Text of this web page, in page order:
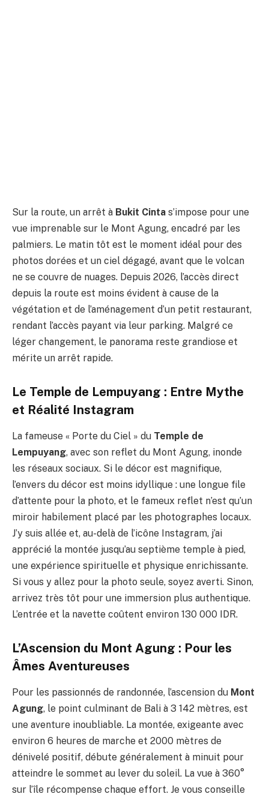
Sur la route, un arrêt à Bukit Cinta s’impose pour une
vue imprenable sur le Mont Agung, encadré par les
palmiers. Le matin tôt est le moment idéal pour des
photos dorées et un ciel dégagé, avant que le volcan
ne se couvre de nuages. Depuis 2026, l’accès direct
depuis la route est moins évident à cause de la
végétation et de l’aménagement d’un petit restaurant,
rendant l’accès payant via leur parking. Malgré ce
léger changement, le panorama reste grandiose et
mérite un arrêt rapide.
Le Temple de Lempuyang : Entre Mythe
et Réalité Instagram
La fameuse « Porte du Ciel » du Temple de
Lempuyang, avec son reflet du Mont Agung, inonde
les réseaux sociaux. Si le décor est magnifique,
l’envers du décor est moins idyllique : une longue file
d’attente pour la photo, et le fameux reflet n’est qu’un
miroir habilement placé par les photographes locaux.
J’y suis allée et, au-delà de l’icône Instagram, j’ai
apprécié la montée jusqu’au septième temple à pied,
une expérience spirituelle et physique enrichissante.
Si vous y allez pour la photo seule, soyez averti. Sinon,
arrivez très tôt pour une immersion plus authentique.
L’entrée et la navette coûtent environ 130 000 IDR.
L’Ascension du Mont Agung : Pour les
Âmes Aventureuses
Pour les passionnés de randonnée, l’ascension du Mont
Agung, le point culminant de Bali à 3 142 mètres, est
une aventure inoubliable. La montée, exigeante avec
environ 6 heures de marche et 2000 mètres de
dénivelé positif, débute généralement à minuit pour
atteindre le sommet au lever du soleil. La vue à 360°
sur l’île récompense chaque effort. Je vous conseille